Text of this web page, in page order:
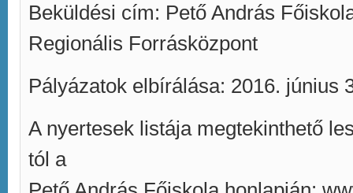
Beküldési cím: Pető András
Regionális Forrásközpont
Pályázatok elbírálása: 2016. június
A nyertesek listája megtekinthető
tól a